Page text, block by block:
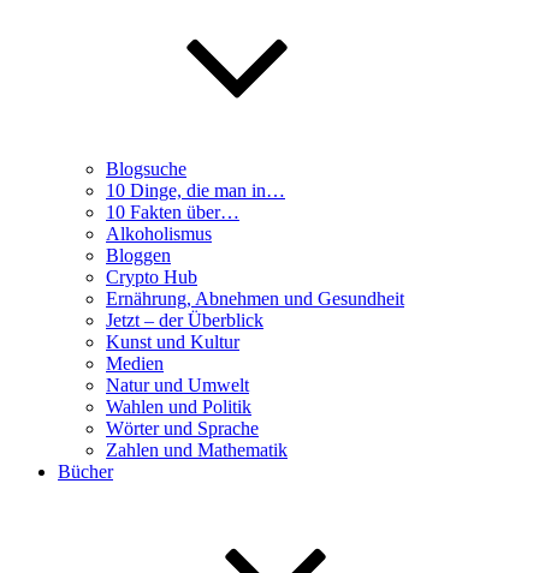
Blogsuche
10 Dinge, die man in…
10 Fakten über…
Alkoholismus
Bloggen
Crypto Hub
Ernährung, Abnehmen und Gesundheit
Jetzt – der Überblick
Kunst und Kultur
Medien
Natur und Umwelt
Wahlen und Politik
Wörter und Sprache
Zahlen und Mathematik
Bücher